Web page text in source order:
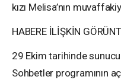
kızı Melisa’nın
HABERE İLİŞKİN
29 Ekim tarihinde
Sohbetler programının